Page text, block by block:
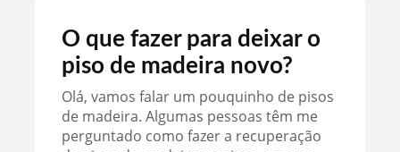
O que fazer para deixar o
piso de madeira novo?
Olá, vamos falar um pouquinho de pisos
de madeira. Algumas pessoas têm me
perguntado como fazer a recuperação